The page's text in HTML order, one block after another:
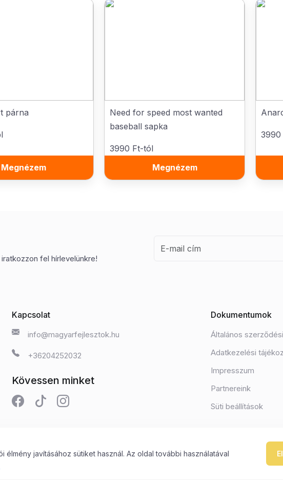
párna
Megnézem
Need for speed most wanted
baseball sapka
3990 Ft-tól
Megnézem
fel hírlevelünkre!
Kapcsolat
info@magyarfejlesztok.hu
+36204252032
Kövessen minket
Dokumentumok
Általános
Adatkezelési
Impresszum
Partnereink
Süti beállítások
javításához sütiket használ. Az oldal további használatával